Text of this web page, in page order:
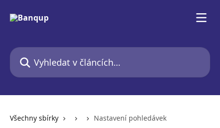
Vyhledat v článcích…
Všechny sbírky Nastavení pohledávek